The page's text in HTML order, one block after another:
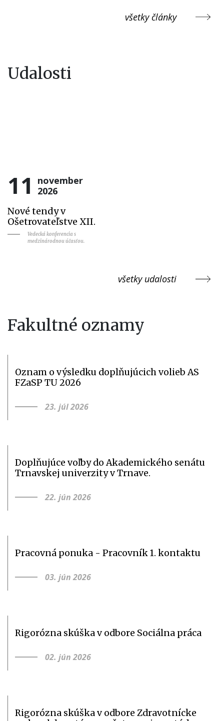
všetky články
Udalosti
11
november
2026
Nové tendy v
Ošetrovateľstve XII.
Vedecká konferencia s
medzinárodnou účasťou.
všetky udalosti
Fakultné oznamy
Oznam o výsledku doplňujúcich volieb AS
FZaSP TU 2026
23. júl 2026
Doplňujúce voľby do Akademického senátu
Trnavskej univerzity v Trnave.
22. jún 2026
Pracovná ponuka - Pracovník 1. kontaktu
03. jún 2026
Rigorózna skúška v odbore Sociálna práca
02. jún 2026
Rigorózna skúška v odbore Zdravotnícke